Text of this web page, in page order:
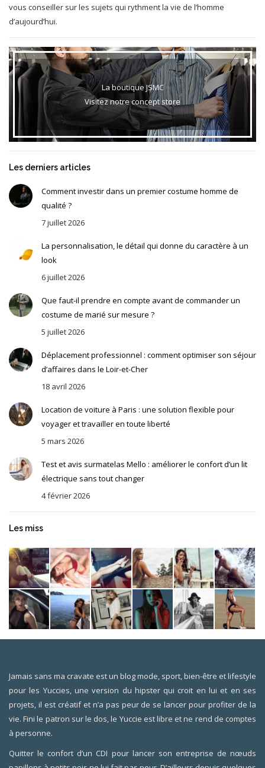
vous conseiller sur les sujets qui rythment la vie de l’homme
d’aujourd’hui.
La boutique JSMC
Visitez notre concept store
Les derniers articles
Comment investir dans un premier costume homme de
qualité ?
7 juillet 2026
La personnalisation, le détail qui donne du caractère à un
look
6 juillet 2026
Que faut-il prendre en compte avant de commander un
costume de marié sur mesure ?
5 juillet 2026
Déplacement professionnel : comment optimiser son séjour
d’affaires dans le Loir-et-Cher
18 avril 2026
Location de voiture à Paris : une solution flexible pour
voyager et travailler en toute liberté
5 mars 2026
Test et avis surmatelas Mello : améliorer le confort d’un lit
électrique sans tout changer
4 février 2026
Les miss
Jamais sans ma cravate est un blog mode, sport, bien-être et lifestyle
pour les Yuccies, une version du hipster qui croit en lui et en ses
projets, il est créatif et n’a pas peur de se lancer pour profiter de la
vie. Fini le patron sur le dos, le Yuccie est libre et ne rend de comptes
à personne.
Quitter le confort d’un CDI pour lancer son entreprise de nœuds